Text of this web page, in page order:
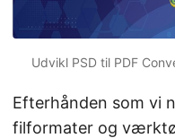
Udvikl PSD til PDF
Efterhånden som vi
filformater og